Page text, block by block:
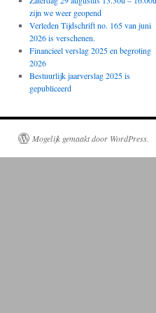
zijn we weer geopend
Verleden Tijdschrift no. 165 van juni
2026 is verschenen.
Financieel verslag 2025 en begroting
2026
Bestuurlijk jaarverslag 2025 is
gepubliceerd
Mogelijk gemaakt door WordPress.